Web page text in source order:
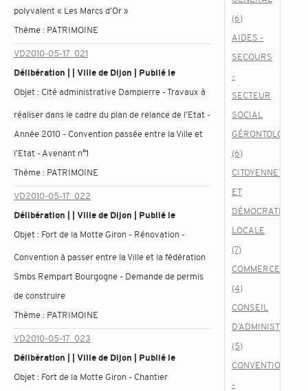
polyvalent « Les Marcs d'Or »
Thème : PATRIMOINE
VD2010-05-17_021
Délibération | | Ville de Dijon | Publié le
Objet : Cité administrative Dampierre - Travaux à
réaliser dans le cadre du plan de relance de l'Etat -
Année 2010 - Convention passée entre la Ville et
l'Etat - Avenant n°1
Thème : PATRIMOINE
VD2010-05-17_022
Délibération | | Ville de Dijon | Publié le
Objet : Fort de la Motte Giron - Rénovation -
Convention à passer entre la Ville et la fédération
Smbs Rempart Bourgogne - Demande de permis
de construire
Thème : PATRIMOINE
VD2010-05-17_023
Délibération | | Ville de Dijon | Publié le
Objet : Fort de la Motte Giron - Chantier
(6)
AIDES -
SECOURS
-
SECTEUR
SOCIAL
(6)
CITOYENNETÉ
ET
DÉMOCRATIE
LOCALE
(7)
COMMERCE
(4)
CONSEIL
(5)
CONVENTIONS
-